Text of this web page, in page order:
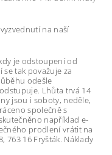
na naší
je odstoupení od
tak považuje za
odešle
Lhůta trvá 14
jsou i soboty, neděle,
společně s
například e-
prodlení vrátit na
763 16 Fryšták. Náklady